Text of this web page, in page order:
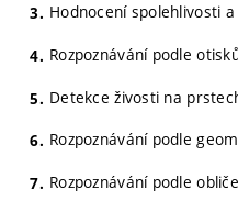
Hodnocení spolehlivosti
Rozpoznávání podle
Detekce živosti na
Rozpoznávání podle
Rozpoznávání podle